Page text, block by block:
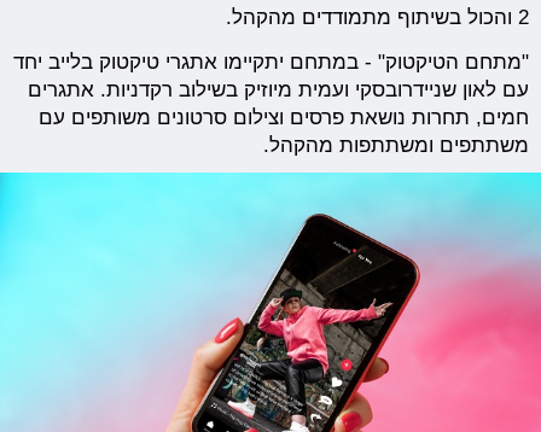
2 והכול בשיתוף מתמודדים מהקהל.
"מתחם הטיקטוק" - במתחם יתקיימו אתגרי טיקטוק בלייב יחד
עם לאון שניידרובסקי ועמית מיוזיק בשילוב רקדניות. אתגרים
חמים, תחרות נושאת פרסים וצילום סרטונים משותפים עם
משתתפים ומשתתפות מהקהל.